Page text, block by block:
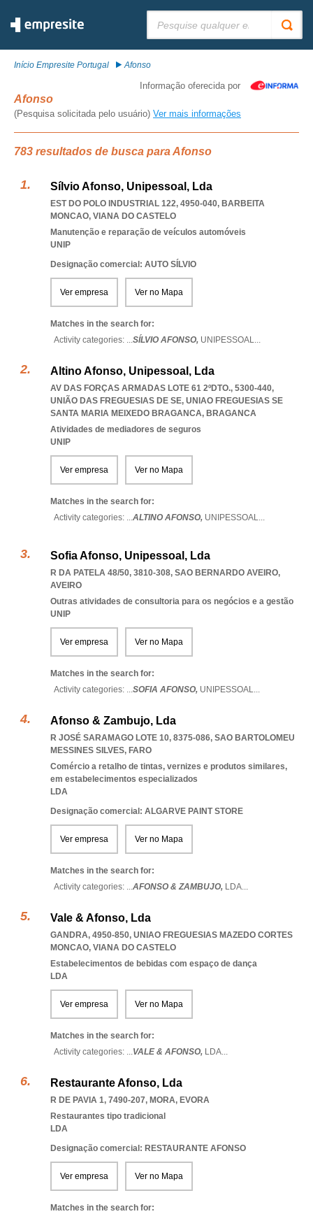
Início Empresite Portugal Afonso
Informação oferecida por
Afonso
(Pesquisa solicitada pelo usuário) Ver mais informações
783 resultados de busca para Afonso
Sílvio Afonso, Unipessoal, Lda
EST DO POLO INDUSTRIAL 122, 4950-040, BARBEITA
MONCAO, VIANA DO CASTELO
Manutenção e reparação de veículos automóveis
UNIP
Designação comercial: AUTO SÍLVIO
Ver empresa Ver no Mapa
Matches in the search for:
Activity categories: ...SÍLVIO AFONSO, UNIPESSOAL...
Altino Afonso, Unipessoal, Lda
AV DAS FORÇAS ARMADAS LOTE 61 2ºDTO., 5300-440,
UNIÃO DAS FREGUESIAS DE SE, UNIAO FREGUESIAS SE
SANTA MARIA MEIXEDO BRAGANCA, BRAGANCA
Atividades de mediadores de seguros
UNIP
Ver empresa Ver no Mapa
Matches in the search for:
Activity categories: ...ALTINO AFONSO, UNIPESSOAL...
Sofia Afonso, Unipessoal, Lda
R DA PATELA 48/50, 3810-308, SAO BERNARDO AVEIRO,
AVEIRO
Outras atividades de consultoria para os negócios e a gestão
UNIP
Ver empresa Ver no Mapa
Matches in the search for:
Activity categories: ...SOFIA AFONSO, UNIPESSOAL...
Afonso & Zambujo, Lda
R JOSÉ SARAMAGO LOTE 10, 8375-086, SAO BARTOLOMEU
MESSINES SILVES, FARO
Comércio a retalho de tintas, vernizes e produtos similares,
em estabelecimentos especializados
LDA
Designação comercial: ALGARVE PAINT STORE
Ver empresa Ver no Mapa
Matches in the search for:
Activity categories: ...AFONSO & ZAMBUJO, LDA...
Vale & Afonso, Lda
GANDRA, 4950-850, UNIAO FREGUESIAS MAZEDO CORTES
MONCAO, VIANA DO CASTELO
Estabelecimentos de bebidas com espaço de dança
LDA
Ver empresa Ver no Mapa
Matches in the search for:
Activity categories: ...VALE & AFONSO, LDA...
Restaurante Afonso, Lda
R DE PAVIA 1, 7490-207, MORA, EVORA
Restaurantes tipo tradicional
LDA
Designação comercial: RESTAURANTE AFONSO
Ver empresa Ver no Mapa
Matches in the search for: